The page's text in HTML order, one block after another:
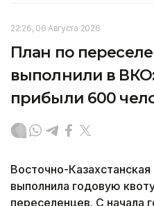
22:26, 06 Августа 2026
План по
выполнили в
прибыли 600
Восточно-
выполнила годовую
переселенцев. С начала